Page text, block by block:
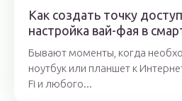
Как создать точку
настройка вай-фая в
Бывают моменты, когда
ноутбук или планшет к
Fi и любого...